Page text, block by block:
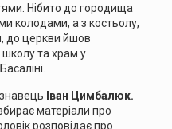
Нібито до городища
колодами, а з костьолу,
до церкви йшов
та храм у
Іван Цимбалюк.
матеріали про
розповідає про